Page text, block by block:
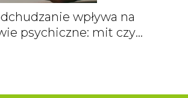
wpływa na
psychiczne: mit czy